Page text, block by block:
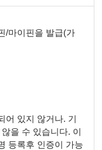
/마이핀을 발급(가
어 있지 않거나. 기
을 수 있습니다. 이
등록후 인증이 가능